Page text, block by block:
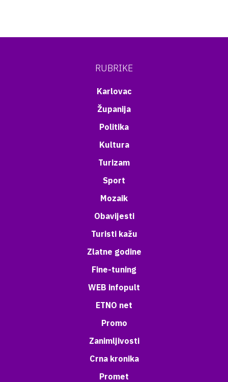
RUBRIKE
Karlovac
Županija
Politika
Kultura
Turizam
Sport
Mozaik
Obavijesti
Turisti kažu
Zlatne godine
Fine-tuning
WEB infopult
ETNO net
Promo
Zanimljivosti
Crna kronika
Promet